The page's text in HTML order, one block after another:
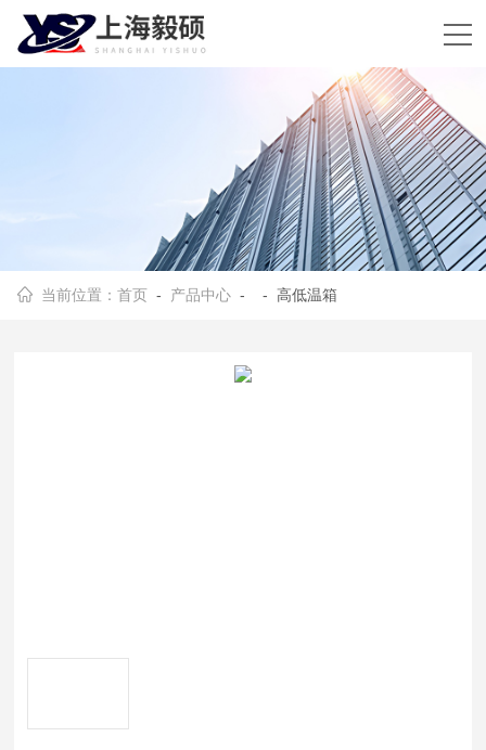
当前位置：首页 - 产品中心 - - 高低温箱